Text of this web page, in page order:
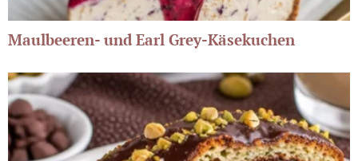
Maulbeeren- und Earl Grey-Käsekuchen